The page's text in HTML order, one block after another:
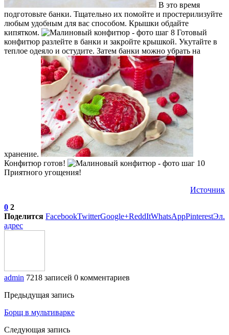
В это время
подготовьте банки. Тщательно их помойте и простерилизуйте
любым удобным для вас способом. Крышки обдайте
кипятком.
Готовый
конфитюр разлейте в банки и закройте крышкой. Укутайте в
теплое одеяло и остудите. Затем банки можно убрать на
хранение.
Конфитюр готов!
Приятного угощения!
Источник
0 2
Поделится FacebookTwitterGoogle+ReddItWhatsAppPinterestЭл.
адрес
admin 7218 записей 0 комментариев
Предыдущая запись
Борщ в мультиварке
Следующая запись